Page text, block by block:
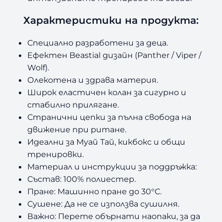
Характеристики на продукта:
Специално разработени за деца.
Ефектен Beastial дизайн (Panther / Viper /
Wolf).
Олекотена и здрава материя.
Широк еластичен колан за сигурно и
стабилно прилягане.
Странични цепки за пълна свобода на
движение при ритане.
Идеални за Муай Тай, кикбокс и общи
тренировки.
Материал и инструкции за поддръжка:
Състав: 100% полиестер.
Пране: Машинно пране до 30°C.
Сушене: Да не се използва сушилня.
Важно: Перете обърнати наопаки, за да